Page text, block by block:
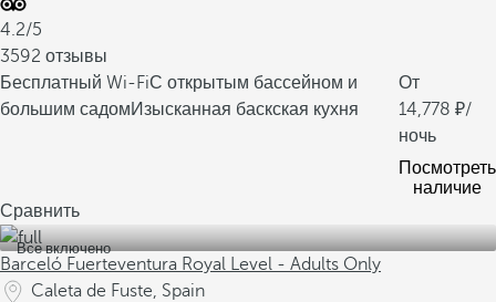
4.2/5
3592 отзывы
Бесплатный Wi-FiС открытым бассейном и
большим садомИзысканная баскская кухня
От
14,778
/
ночь
Посмотреть
наличие
Сравнить
Все включено
Barceló Fuerteventura Royal Level - Adults Only
Caleta de Fuste, Spain